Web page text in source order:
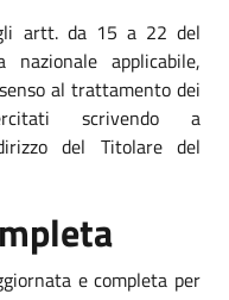
artt. da 15 a 22 del
applicabile,
al trattamento dei
scrivendo a
del Titolare del
e completa per